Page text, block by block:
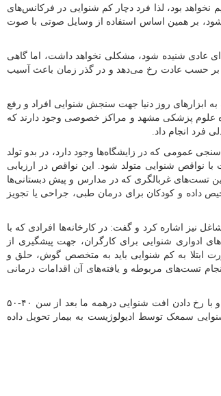
بود، لذا فرد دچار کم شنوایی در فرکانس‌های
بر همین اساس استفاده از وسایل صوتی با صوت
عادی شنیده شود، مشکلی نخواهد داشت، اما گاهی
بر حسب عادت رخ می‌دهد و در گذر زمان باعث آسیب
ابزار‌های روز دنیا جهت سنجش شنوایی افراد و رفع
علوم پزشکی مشهد و مراکز خصوصی وجود دارند که
فرد انجام داد.
عمومی که در زایشگاه‌ها وجود دارد، در بدو تولد
نواقص شنوایی متولد شود. این نواقص در ارزیابی
تست‌های غربالگری که در مدارس و پیش دبستانی‌ها
تشخیص داده و کودکان برای درمان طبی، جراحی یا تجویز
نیز اشاره کرد و گفت: در کارخانه‌ها افرادی که با
ادواری شنوایی برای کارگران، جهت پیشگیری از
ابتلا به کم شنوایی باید به متخصص گوش، حلق و
تست‌های مربوطه و یافته‌های آن اقدامات درمانی
شریفیان در پایان اظهارکرد: در سالمندانی که دچار پیرگوشی می‌شوند و با رخ دادن افت شنوایی درهمه ما بعد از سن ۴۰-۵۰
سمعک توسط ادیولوژیست به بیمار تحویل داده